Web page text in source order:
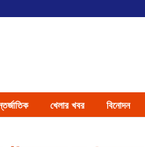
খেলার খবর বিনোদন